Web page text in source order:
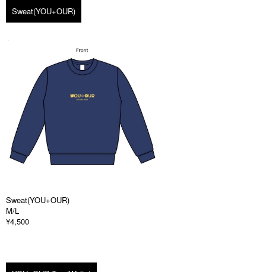
Sweat(YOU+OUR)
Sweat(YOU+OUR)
M/L
¥4,500